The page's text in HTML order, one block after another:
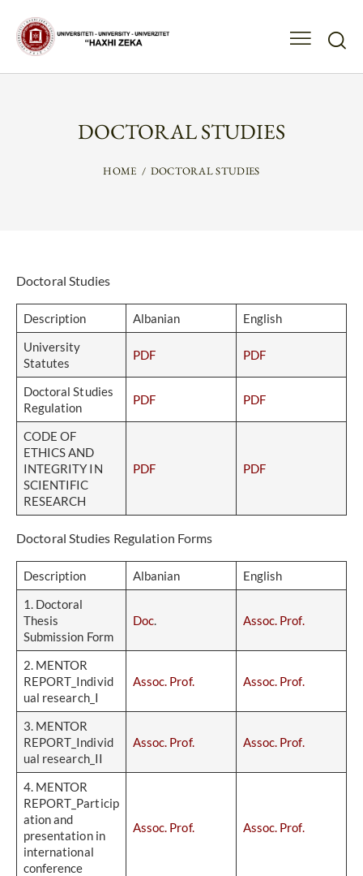
DOCTORAL STUDIES
HOME DOCTORAL STUDIES
Doctoral Studies
Description Albanian
English
University
Statutes
PDF PDF
Doctoral Studies
Regulation
PDF PDF
CODE OF
ETHICS AND
INTEGRITY IN
SCIENTIFIC
RESEARCH
PDF PDF
Doctoral Studies Regulation Forms
Description Albanian
English
1. Doctoral
Thesis
Submission Form
Doc. Assoc. Prof.
2. MENTOR
REPORT_Individ
ual research_I
Assoc. Prof. Assoc. Prof.
3. MENTOR
REPORT_Individ
ual research_II
Assoc. Prof. Assoc. Prof.
4. MENTOR
REPORT_Particip
ation and
presentation in
international
conference
Assoc. Prof. Assoc. Prof.